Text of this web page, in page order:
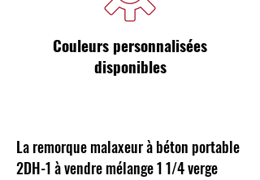
Couleurs personnalisées
disponibles
La remorque malaxeur à béton portable
2DH-1 à vendre mélange 1 1/4 verge